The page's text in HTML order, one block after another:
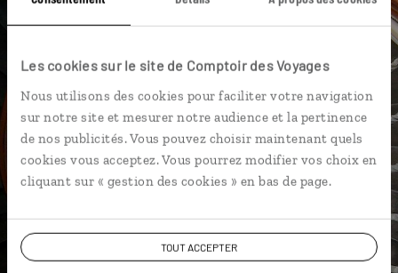
Les cookies sur le site de Comptoir des Voyages
Nous utilisons des cookies pour faciliter votre navigation
sur notre site et mesurer notre audience et la pertinence
de nos publicités. Vous pouvez choisir maintenant quels
cookies vous acceptez. Vous pourrez modifier vos choix en
cliquant sur « gestion des cookies » en bas de page.
TOUT ACCEPTER
Canal de Nyhavn
David,
spécialiste Danemark
spécialistes
Ils sauront organiser votre itinéraire au plus